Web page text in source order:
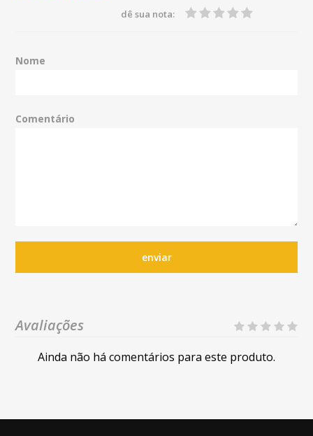
dê sua nota:
Nome
Comentário
enviar
Avaliações
Ainda não há comentários para este produto.